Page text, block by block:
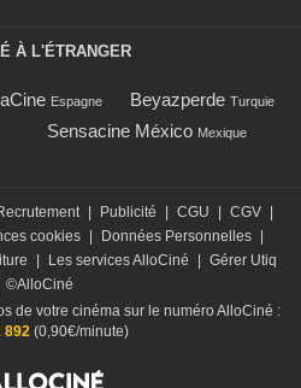
À L'ÉTRANGER
Espagne Beyazperde Turquie
Sensacine México Mexique
Publicité CGU CGV
cookies Données Personnelles
Les services AlloCiné
Gérer Utiq
©AlloCiné
de votre cinéma sur le numéro AlloCiné :
892(0,90€/minute)